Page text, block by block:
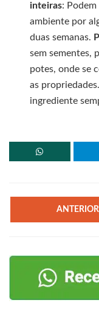
inteiras:
ambiente por
duas semanas.
sem sementes,
potes, onde se
as
ingrediente
ANTERIOR